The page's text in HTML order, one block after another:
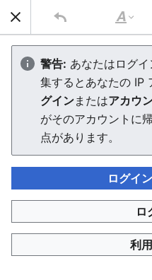
AVTuber Wiki
初心者向け練
Wikiを編集してみたいけ
怖い という方向けに作成
このページはらくがき帳
なったとしても復活できま
また消滅してしまったと
ん。
文
字
の
修
飾
警告: あなたはログ
集するとあなたの IP
グインまたはアカウ
がそのアカウントに
点があります。
ログイ
ロ
利